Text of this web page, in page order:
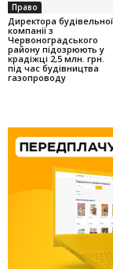
Право
Директора будівельної
компанії з
Червоноградського
району підозрюють у
крадіжці 2,5 млн. грн.
під час будівництва
газопроводу